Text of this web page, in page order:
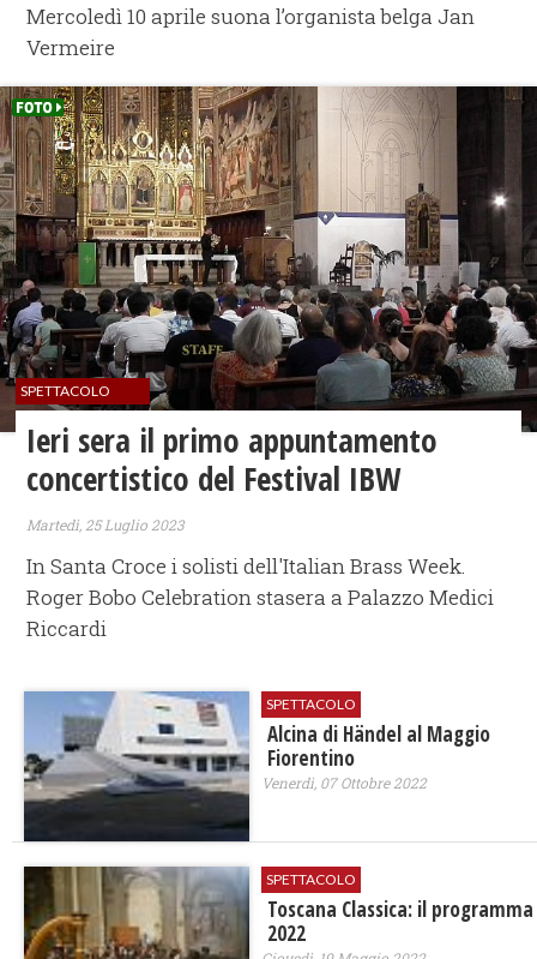
Mercoledì 10 aprile suona l’organista belga Jan
Vermeire
SPETTACOLO
Ieri sera il primo appuntamento
concertistico del Festival IBW
Martedì, 25 Luglio 2023
In Santa Croce i solisti dell'Italian Brass Week.
Roger Bobo Celebration stasera a Palazzo Medici
Riccardi
SPETTACOLO
Alcina di Händel al Maggio
Fiorentino
Venerdì, 07 Ottobre 2022
SPETTACOLO
Toscana Classica: il programma
2022